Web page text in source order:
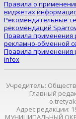
Правила о
виджетах
Рекомендательные
рекомендаций
Правила применения
рекламно-обменной
Правила применения
infox
Учредитель:
Главный
Адрес редакции:
МУНИЦИПАЛЬНЫЙ